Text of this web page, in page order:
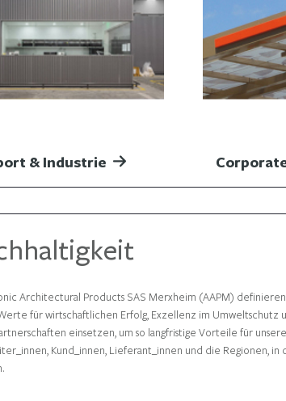
& Industrie
Architectural Products SAS Merxheim (AAPM) definieren
für wirtschaftlichen Erfolg, Exzellenz im Umweltschutz
einsetzen, um so langfristige Vorteile für
Kund_innen, Lieferant_innen und die Regionen, in